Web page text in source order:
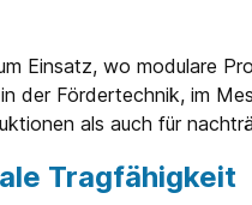
Einsatz, wo modulare
der Fördertechnik, im
als auch für
Tragfähigkeit